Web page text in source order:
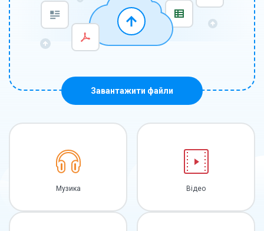
Завантажити файли
Музика Відео